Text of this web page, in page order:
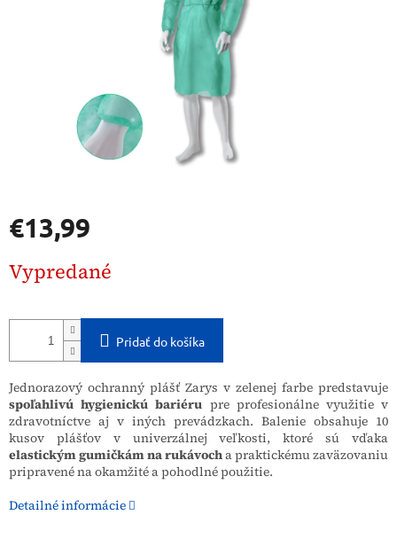
€13,99
cena:
Vypredané
Pridať do košíka
Jednorazový ochranný plášť Zarys v zelenej farbe predstavuje
spoľahlivú hygienickú bariéru pre profesionálne využitie v
zdravotníctve aj v iných prevádzkach. Balenie obsahuje 10
kusov plášťov v univerzálnej veľkosti, ktoré sú vďaka
elastickým gumičkám na rukávocha praktickému zaväzovaniu
pripravené na okamžité a pohodlné použitie.
Detailné informácie